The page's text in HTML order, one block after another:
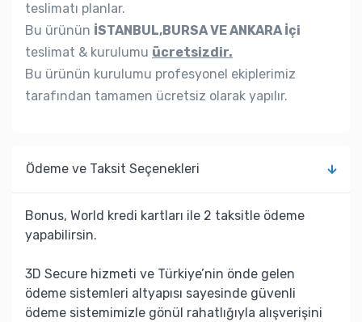
teslimatı planlar.
Bu ürünün İSTANBUL,BURSA VE ANKARA İçi
teslimat & kurulumu ücretsizdir.
Bu ürünün kurulumu profesyonel ekiplerimiz
tarafından tamamen ücretsiz olarak yapılır.
Ödeme ve Taksit Seçenekleri
Bonus, World kredi kartları ile 2 taksitle ödeme
yapabilirsin.
3D Secure hizmeti ve Türkiye’nin önde gelen
ödeme sistemleri altyapısı sayesinde güvenli
ödeme sistemimizle gönül rahatlığıyla alışverişini